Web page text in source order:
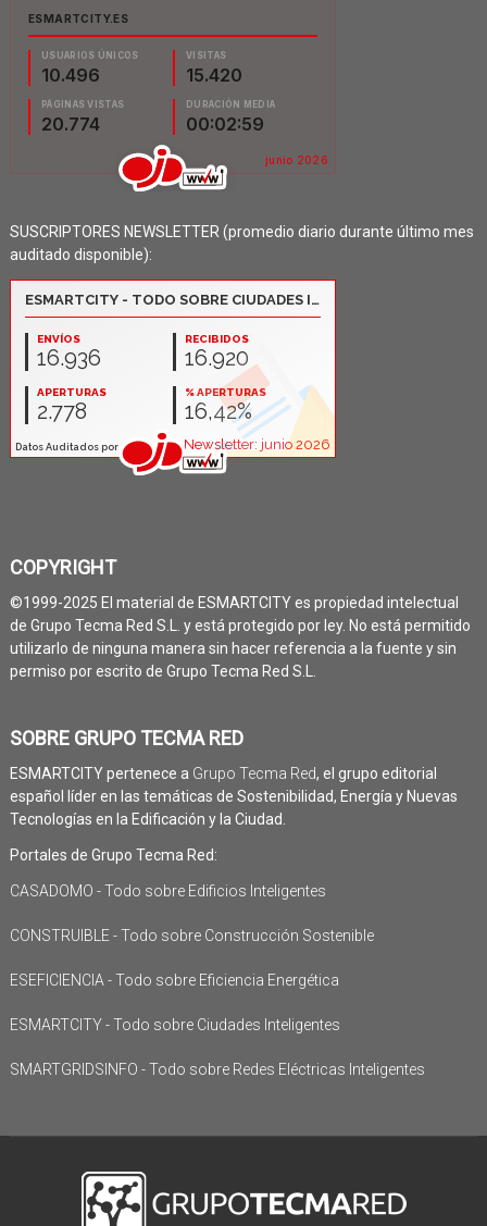
SUSCRIPTORES NEWSLETTER (promedio diario durante último mes
auditado disponible):
COPYRIGHT
©1999-2025 El material de ESMARTCITY es propiedad intelectual
de Grupo Tecma Red S.L. y está protegido por ley. No está permitido
utilizarlo de ninguna manera sin hacer referencia a la fuente y sin
permiso por escrito de Grupo Tecma Red S.L.
SOBRE GRUPO TECMA RED
ESMARTCITY pertenece a Grupo Tecma Red, el grupo editorial
español líder en las temáticas de Sostenibilidad, Energía y Nuevas
Tecnologías en la Edificación y la Ciudad.
Portales de Grupo Tecma Red:
CASADOMO - Todo sobre Edificios Inteligentes
CONSTRUIBLE - Todo sobre Construcción Sostenible
ESEFICIENCIA - Todo sobre Eficiencia Energética
ESMARTCITY - Todo sobre Ciudades Inteligentes
SMARTGRIDSINFO - Todo sobre Redes Eléctricas Inteligentes